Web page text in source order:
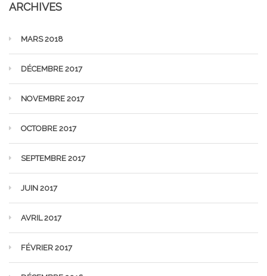
ARCHIVES
MARS 2018
DÉCEMBRE 2017
NOVEMBRE 2017
OCTOBRE 2017
SEPTEMBRE 2017
JUIN 2017
AVRIL 2017
FÉVRIER 2017